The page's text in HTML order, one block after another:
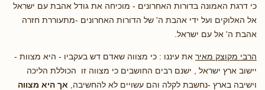
כי דרגת האמונה בדורות האחרונים - מוכיחה את גודל אהבת עם ישראל
אל האלוקים ועל ידי אהבת ה' של הדורות האחרונים -מתעוררת חזרה
אהבת ה' אל עם ישראל.
הרבי מקוצק מאיר את עיננו : כי מצווה שאדם דש בעקביו - היא מצוות -
יישוב ארץ ישראל , ישנם רבים החושבים כי מצווה זו הכוללת הליכה
וישיבה בארץ -נחשבת לקלה והם עשויים לא להחשיבה, אך היא מצווה